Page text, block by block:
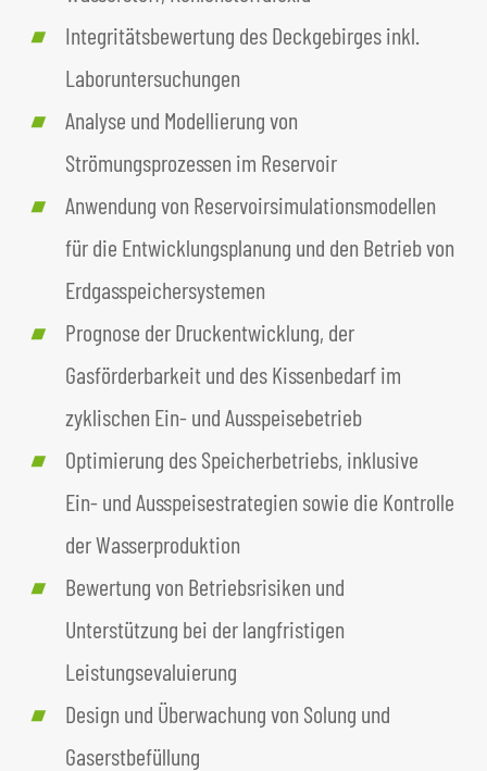
Integritätsbewertung des Deckgebirges inkl.
Laboruntersuchungen
Analyse und Modellierung von
Strömungsprozessen im Reservoir
Anwendung von Reservoirsimulationsmodellen
für die Entwicklungsplanung und den Betrieb von
Erdgasspeichersystemen
Prognose der Druckentwicklung, der
Gasförderbarkeit und des Kissenbedarf im
zyklischen Ein- und Ausspeisebetrieb
Optimierung des Speicherbetriebs, inklusive
Ein- und Ausspeisestrategien sowie die Kontrolle
der Wasserproduktion
Bewertung von Betriebsrisiken und
Unterstützung bei der langfristigen
Leistungsevaluierung
Design und Überwachung von Solung und
Gaserstbefüllung